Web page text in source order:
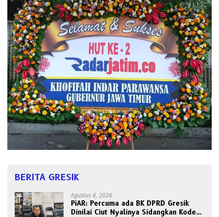
BERITA GRESIK
Agustus 4, 2026
PiAR: Percuma ada BK DPRD Gresik
Dinilai Ciut Nyalinya Sidangkan Kode